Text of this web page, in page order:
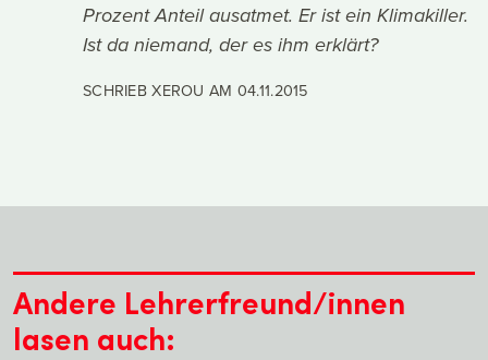
Prozent Anteil ausatmet. Er ist ein Klimakiller.
Ist da niemand, der es ihm erklärt?
SCHRIEB XEROU AM 04.11.2015
Andere Lehrerfreund/innen
lasen auch: